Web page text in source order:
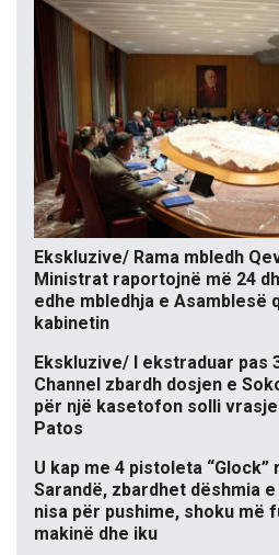
Ekskluzive/ Rama mbledh
Ministrat raportojnë më 24
edhe mbledhja e Asamblesë
kabinetin
Ekskluzive/ I ekstraduar pas
Channel zbardh dosjen e
për një kasetofon solli
Patos
U kap me 4 pistoleta
Sarandë, zbardhet dëshmia
nisa për pushime, shoku më
makinë dhe iku